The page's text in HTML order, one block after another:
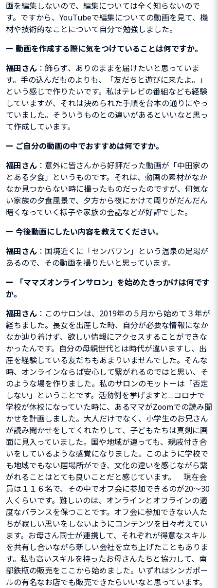
画を編集しないので、編集については全く知らないので
す。ですから、YouTubeで編集についての動画を見て、機
材や技術的なことについて自分で勉強しました。
ー 動画を作成する際に気をつけていることは何ですか。
福田さん ：飾らず、ありのままを届けたいと思っていま
す。手の込んだものよりも、「友だちと遊びに来たよ。」
という感じで作りたいです。私はテレビの番組なども経験
していますが、それは決められた手順を台本の通りにやっ
ていました。そういうものとの違いがあるといいなと思っ
て作成しています。
ー ご自分の動画の中でおすすめは何ですか。
福田さん ：意外に皆さんから好評だった動画が「中田家の
とある夕食」というものです。それは、動画の素材がなか
なか見つからない時に撮ったものだったのですが、何気な
い家族の夕食風景で、夕方から夜にかけて周りがだんだん
暗くなっていく様子や家族の会話などが好評でした。
ー 今後動画にしたい内容を教えてください。
福田さん ：国境近くに「センバワン」という温泉の足湯が
あるので、その動画を撮りたいと思っています。
ー
「ママズオンラインサロン」を始めたきっかけは何です
か。
福田さん ：このサロンは、2019年の５月から始めて３年が
経ちました。長女を出産した時、自分が必要な情報になか
なか辿り着けず、欲しい情報にアクセスすることができな
かったんです。自分の母親世代とは時代が違いますし、出
産を経験している友だちもあまりいませんでした。そんな
時、オンラインならば安心して繋がれるのではと思い、そ
のような場を作りました。私のサロンのモットーは「否定
しない」ということです。活動例を挙げますと…コロナで
学校が休校になっていた時に、あるママがZoomでの読み聞
かせを計画しました。大人だけでなく、小学生のお兄さん
が読み聞かせをしてくれたりして、子どもたちは真剣に画
面に見入っていました。国や地域が違っても、親戚付き合
いをしているような感覚になりました。このように学校で
も地域でもない居場所ができ、文化の違いを感じながら繋
がれることはとても良いことだと感じています。 現在会
員は１１６名で、その中でオフ会に参加できるのが20〜30
人くらいです。難しいのは、オンラインとオフラインの適
度なバランスを保つことです。オフ会に参加できない人た
ちが寂しい思いをしないようにコンテンツを日々考えてい
ます。お母さん同士が連携して、それぞれが得意なスキル
を共有し合いながら新しい会社を立ち上げたこともありま
す。私も高いスキルを持ったお母さんたちと協力して、南
部鉄瓶の販売をここから始めました。いずれはシンガポー
ルの有名なお店でも販売できたらいいなと思っています。